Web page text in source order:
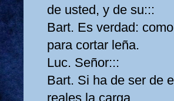
de usted, y de su:::
Bart. Es verdad:
para cortar leña.
Luc. Señor:::
Bart. Si ha de ser de
reales la carga.